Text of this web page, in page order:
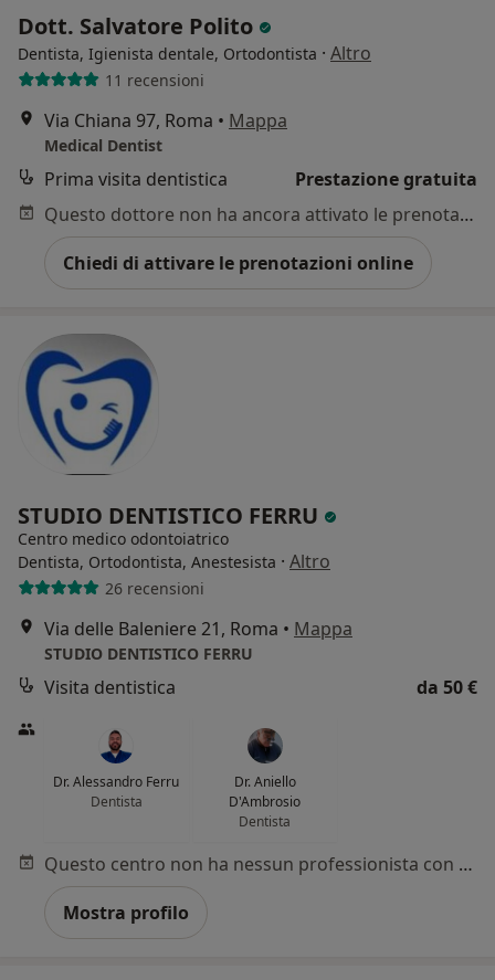
Dott. Salvatore Polito
Dentista, Igienista dentale, Ortodontista · Altro
11 recensioni
Via Chiana 97, Roma • Mappa
Medical Dentist
Prima visita dentistica
Prestazione gratuita
Questo dottore non ha ancora attivato le prenotazioni online presso questo indirizzo.
Chiedi di attivare le prenotazioni online
STUDIO DENTISTICO FERRU
Centro medico odontoiatrico
Dentista, Ortodontista, Anestesista · Altro
26 recensioni
Via delle Baleniere 21, Roma • Mappa
STUDIO DENTISTICO FERRU
Visita dentistica da 50 €
Dr. Alessandro Ferru
Dentista
Dr. Aniello
D'Ambrosio
Dentista
Questo centro non ha nessun professionista con date disponibili
Mostra profilo